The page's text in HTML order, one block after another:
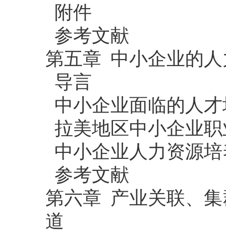
附件
参考文献
第五章 中小企业的
导言
中小企业面临的人
拉美地区中小企业
中小企业人力资源
参考文献
第六章 产业关联、
道